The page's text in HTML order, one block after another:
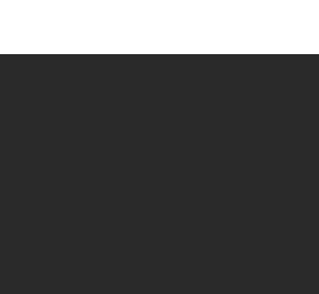
ん。ご了承ください。